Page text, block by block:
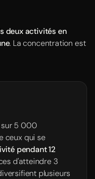
deux activités en
. La concentration est
sur 5 000
ceux qui se
pendant 12
d'atteindre 3
plusieurs